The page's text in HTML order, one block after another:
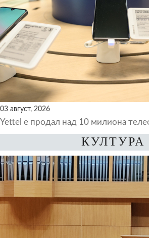
03 август, 2026
Yettel е продал над 10 милиона
КУЛТУРА